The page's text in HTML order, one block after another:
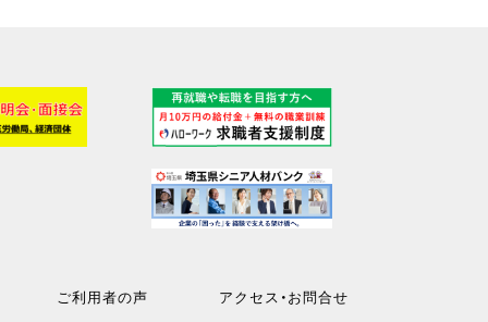
ご利用者の声
アクセス・お問合せ